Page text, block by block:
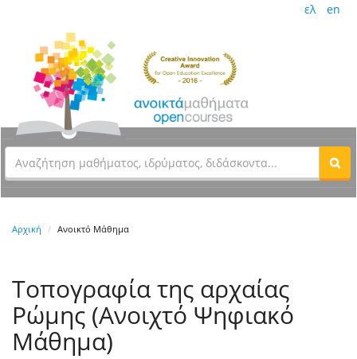
ελ en
Αρχική Ανοικτό Μάθημα
Τοπογραφία της αρχαίας
Ρώμης (Ανοιχτό Ψηφιακό
Μάθημα)